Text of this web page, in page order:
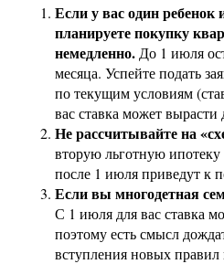
Если у вас один
планируете покупку
немедленно. До 1 июля
месяца. Успейте подать
по текущим условиям
вас ставка может вырасти
Не рассчитывайте на
вторую льготную
после 1 июля приведут к
Если вы многодетная
С 1 июля для вас ставка
поэтому есть смысл
вступления новых правил